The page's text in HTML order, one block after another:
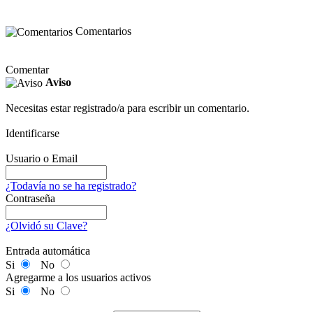
Comentarios
Comentar
Aviso
Necesitas estar registrado/a para escribir un comentario.
Identificarse
Usuario o Email
¿Todavía no se ha registrado?
Contraseña
¿Olvidó su Clave?
Entrada automática
Si
No
Agregarme a los usuarios activos
Si
No